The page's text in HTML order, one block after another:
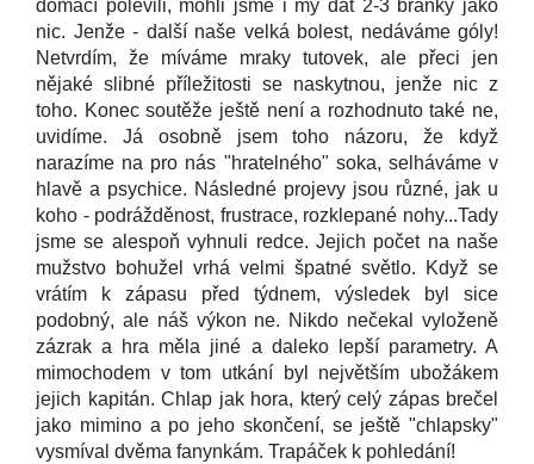
domácí polevili, mohli jsme i my dát 2-3 branky jako
nic. Jenže - další naše velká bolest, nedáváme góly!
Netvrdím, že míváme mraky tutovek, ale přeci jen
nějaké slibné příležitosti se naskytnou, jenže nic z
toho. Konec soutěže ještě není a rozhodnuto také ne,
uvidíme. Já osobně jsem toho názoru, že když
narazíme na pro nás "hratelného" soka, selháváme v
hlavě a psychice. Následné projevy jsou různé, jak u
koho - podrážděnost, frustrace, rozklepané nohy...Tady
jsme se alespoň vyhnuli redce. Jejich počet na naše
mužstvo bohužel vrhá velmi špatné světlo. Když se
vrátím k zápasu před týdnem, výsledek byl sice
podobný, ale náš výkon ne. Nikdo nečekal vyloženě
zázrak a hra měla jiné a daleko lepší parametry. A
mimochodem v tom utkání byl největším ubožákem
jejich kapitán. Chlap jak hora, který celý zápas brečel
jako mimino a po jeho skončení, se ještě "chlapsky"
vysmíval dvěma fanynkám. Trapáček k pohledání!